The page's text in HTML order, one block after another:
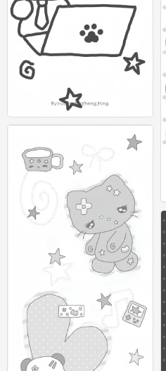
灰色系可爱壁纸 图源：有顶不正经 #插
0